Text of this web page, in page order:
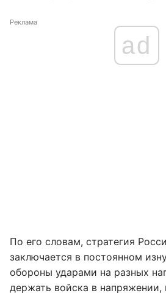
Реклама
ad
По его словам, стратегия
заключается в постоянном
обороны ударами на разных
держать войска в напряжении,